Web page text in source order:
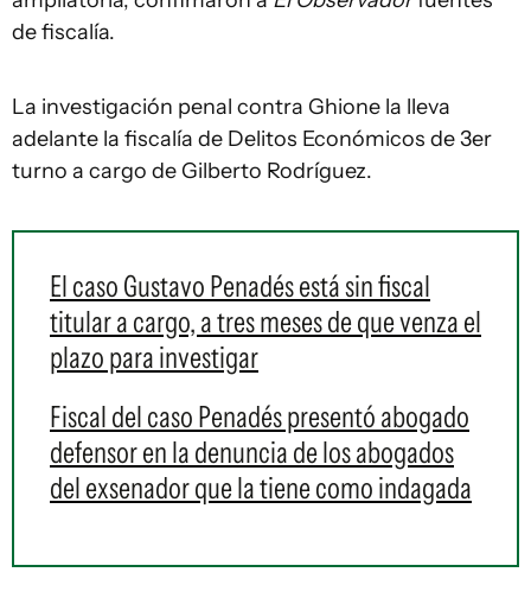
de fiscalía.
La investigación penal contra Ghione la lleva
adelante la fiscalía de Delitos Económicos de 3er
turno a cargo de Gilberto Rodríguez.
El caso Gustavo Penadés está sin fiscal
titular a cargo, a tres meses de que venza el
plazo para investigar
Fiscal del caso Penadés presentó abogado
defensor en la denuncia de los abogados
del exsenador que la tiene como indagada